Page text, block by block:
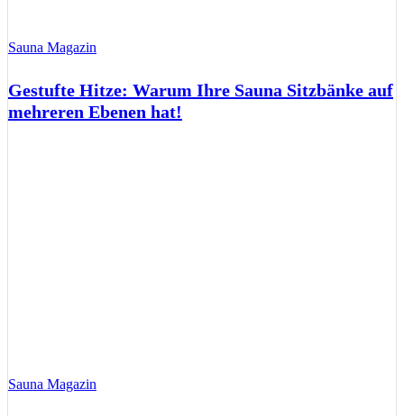
Sauna Magazin
Gestufte Hitze: Warum Ihre Sauna Sitzbänke auf
mehreren Ebenen hat!
Sauna Magazin